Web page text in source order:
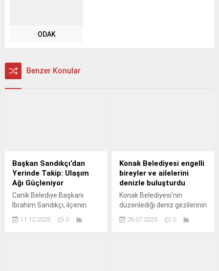
ODAK
Benzer Konular
Başkan Sandıkçı’dan
Yerinde Takip: Ulaşım
Ağı Güçleniyor
Canik Belediye Başkanı
İbrahim Sandıkçı, ilçenin
güçlendirdiklerini ifade
11.12.2025 0
Konak Belediyesi engelli
bireyler ve ailelerini
denizle buluşturdu
Konak Belediyesi’nin
düzenlediği deniz gezilerinin
ve aileleri oldu.
26.07.2025 0